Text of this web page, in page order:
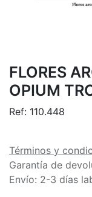
FLORES
OPIUM
Ref: 110.448
Términos y
Garantía de
Envío: 2-3 días